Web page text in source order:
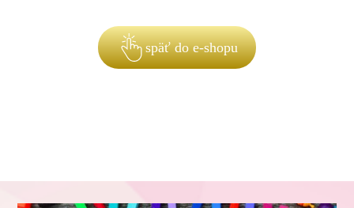
späť do e-shopu